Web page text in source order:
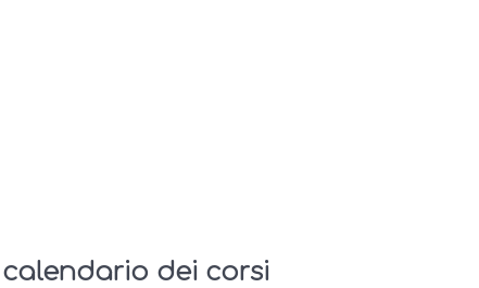
calendario dei corsi